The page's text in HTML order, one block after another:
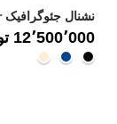
نشنال جئوگرافیک N21218 Explorer
قیمت
12٬500٬000 ‎تومان
مشکــی
سرمهکـــرم